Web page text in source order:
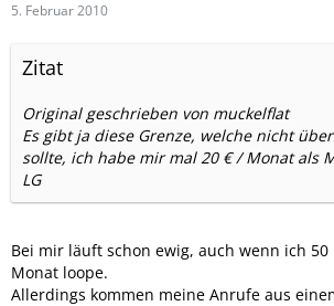
5. Februar 2010
Zitat
Original geschrieben von muckelflat
Es gibt ja diese Grenze, welche nicht
sollte, ich habe mir mal 20 € / Monat als
LG
Bei mir läuft schon ewig, auch wenn ich 50
Monat loope.
Allerdings kommen meine Anrufe aus